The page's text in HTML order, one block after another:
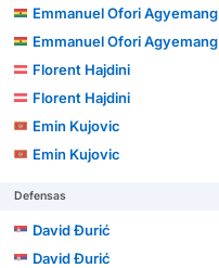
Emmanuel Ofori Agyemang
Emmanuel Ofori Agyemang
Florent Hajdini
Florent Hajdini
Emin Kujovic
Emin Kujovic
Defensas
David Đurić
David Đurić